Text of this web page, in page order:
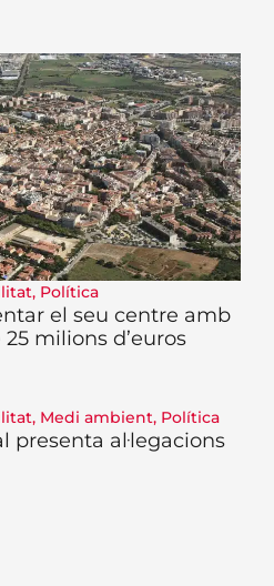
, Política
el seu centre amb
milions d’euros
, Medi ambient, Política
presenta al·legacions